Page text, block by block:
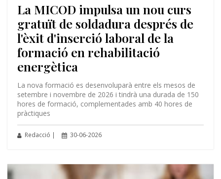
La MICOD impulsa un nou curs
gratuït de soldadura després de
l'èxit d'inserció laboral de la
formació en rehabilitació
energètica
La nova formació es desenvoluparà entre els mesos de
setembre i novembre de 2026 i tindrà una durada de 150
hores de formació, complementades amb 40 hores de
pràctiques
Redacció | 30-06-2026